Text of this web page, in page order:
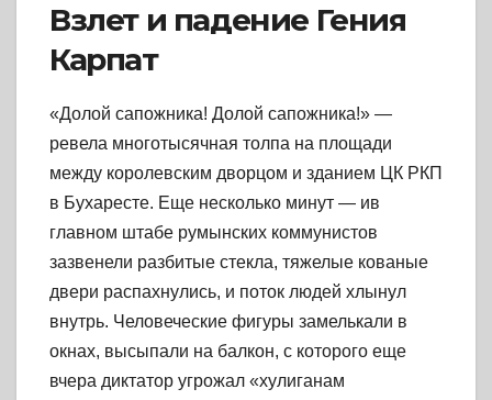
Взлет и падение Гения
Карпат
«Долой сапожника! Долой сапожника!» —
ревела многотысячная толпа на площади
между королевским дворцом и зданием ЦК РКП
в Бухаресте. Еще несколько минут — ив
главном штабе румынских коммунистов
зазвенели разбитые стекла, тяжелые кованые
двери распахнулись, и поток людей хлынул
внутрь. Человеческие фигуры замелькали в
окнах, высыпали на балкон, с которого еще
вчера диктатор угрожал «хулиганам